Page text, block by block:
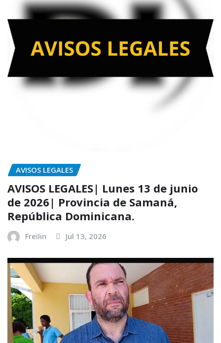
AVISOS LEGALES
AVISOS LEGALES| Lunes 13 de junio
de 2026| Provincia de Samaná,
República Dominicana.
Freilin Jul 13, 2026